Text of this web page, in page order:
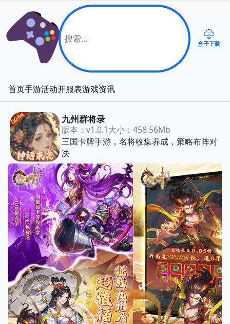
盒子下载
首页手游活动开服表游戏资讯
九州群将录
版本：v1.0.1大小：458.56Mb
三国卡牌手游，名将收集养成，策略布阵对
决